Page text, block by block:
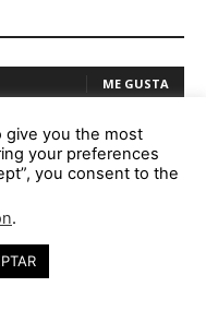
ME GUSTA
SEGUIR
SEGUIR
give you the most
your preferences
you consent to the
.